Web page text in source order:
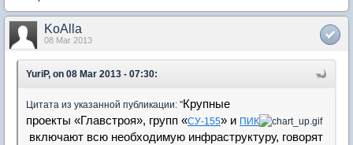
KoAlla
08 Mar 2013
YuriP, on 08 Mar 2013 - 07:30:
Цитата из указанной публикации: "Крупные
проекты «Главстроя», групп «СУ-155» и ПИК
включают всю необходимую инфраструктуру, говорят